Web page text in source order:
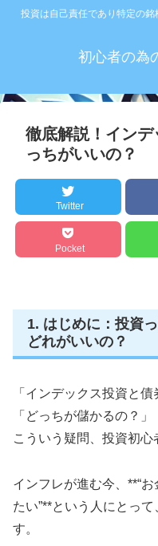
投資は自己責任であり特定の
初心者の為
徹底解説！イン
っちがいいの？
Twitter
Pocket
1. はじめに：投資
どれがいいの？
「インデックス投資と債
「どっちが儲かるの？」
こういう疑問、投資初心
インフレが進む今、**“
たい”**という人にとっ
す。